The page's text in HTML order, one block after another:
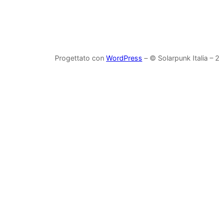
Progettato con WordPress – © Solarpunk Italia –